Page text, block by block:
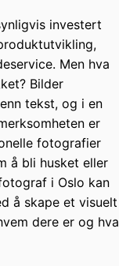
investert
Men hva
Bilder
tekst, og i en
er
fotografier
å bli husket eller
i Oslo kan
å skape et visuelt
dere er og hva